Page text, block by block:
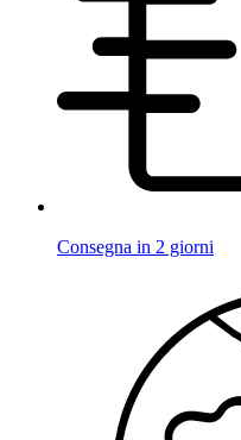
Consegna in 2 giorni